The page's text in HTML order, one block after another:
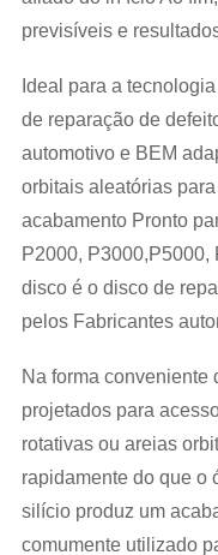
previsíveis e
Ideal para a
de reparação de
automotivo e BEM
orbitais aleatórias
acabamento Pronto
P2000, P3000,P5000,
disco é o disco de
pelos Fabricantes
Na forma conveniente
projetados para
rotativas ou areias
rapidamente do que o
silício produz um
comumente utilizado